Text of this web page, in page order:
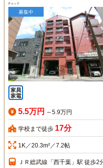
チェック
募集中
5.5万円 ～5.9万円
学校まで徒歩 17分
1K／20.3m²／7.2帖
ＪＲ総武線「西千葉」駅 徒歩